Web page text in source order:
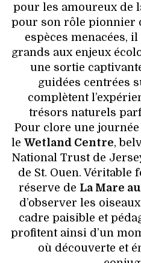
pour les amoureux de
pour son rôle pionnier
espèces menacées,
grands aux enjeux
une sortie
guidées centrées
complètent
trésors naturels
Pour clore une
le Wetland Centre,
National Trust de
de St. Ouen. Véritable
réserve de La Mare
d’observer les
cadre paisible et
profitent ainsi d’un
où découverte et